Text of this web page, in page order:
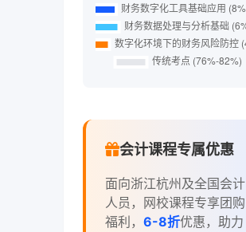
会计课程专属优惠
面向浙江杭州及全国会计
人员，网校课程专享团购
福利， 6-8折优惠，助力